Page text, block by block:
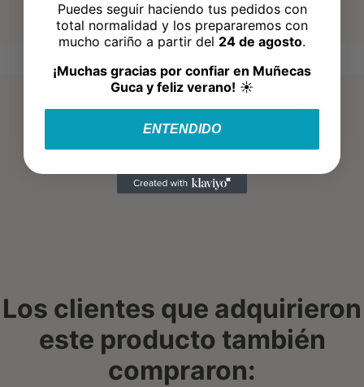
Los clientes que adquirieron
este producto también
compraron:
Puedes seguir haciendo tus pedidos con
total normalidad y los prepararemos con
mucho cariño a partir del 24 de agosto.
¡Muchas gracias por confiar en Muñecas
Guca y feliz verano! ☀️
ENTENDIDO